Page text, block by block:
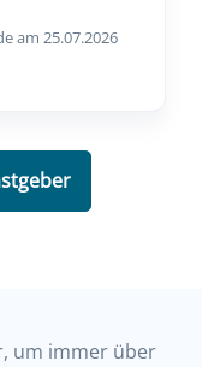
am 25.07.2026
um immer über